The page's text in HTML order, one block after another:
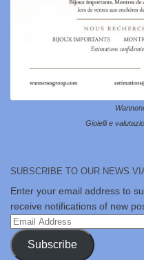
Gioielli e
SUBSCRIBE TO OUR NEWS
Enter your email address to
receive notifications of new
Email
Address
Subscribe